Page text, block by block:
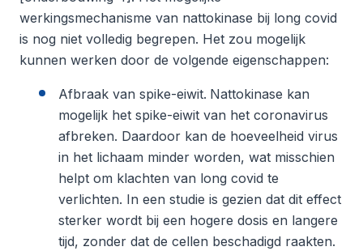
werkingsmechanisme van nattokinase bij long covid
is nog niet volledig begrepen. Het zou mogelijk
kunnen werken door de volgende eigenschappen:
Afbraak van spike-eiwit. Nattokinase kan
mogelijk het spike-eiwit van het coronavirus
afbreken. Daardoor kan de hoeveelheid virus
in het lichaam minder worden, wat misschien
helpt om klachten van long covid te
verlichten. In een studie is gezien dat dit effect
sterker wordt bij een hogere dosis en langere
tijd, zonder dat de cellen beschadigd raakten.